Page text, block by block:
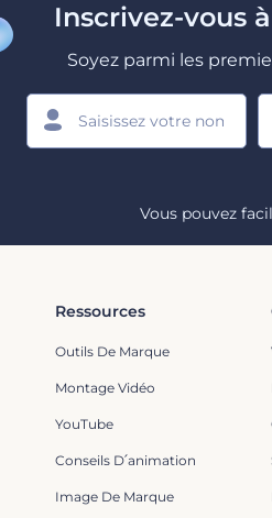
Inscrivez-vous
Soyez parmi les
Vous pouvez
Ressources
Outils De Marque
Montage Vidéo
YouTube
Conseils D՛animation
Image De Marque